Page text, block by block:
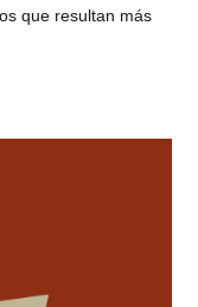
que resultan más